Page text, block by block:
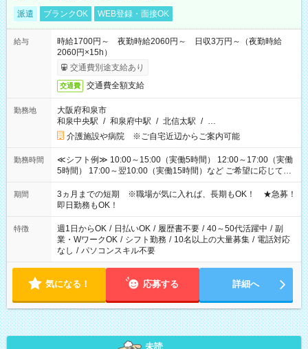
派遣 ブランクOK WEB登録・面接OK
給与
時給1700円～ 夜勤時給2060円～ 日収3万円～（夜勤時給
2060円×15h）
交通費別途支給あり
交通費 交通費全額支給
勤務地
大阪府和泉市
和泉中央駅 / 和泉府中駅 / 北信太駅 / …
介護施設や病院 ※ご自宅近辺からご案内可能
勤務時間
≪シフト例≫ 10:00～15:00（実働5時間） 12:00～17:00（実働
5時間） 17:00～翌10:00（実働15時間）など ご希望に応じて、
働く時間は調整できます！ お気軽に担当へ相談ください！
期間
3ヵ月までの短期 ※職場が気に入れば、長期もOK！ ★急募！
即日勤務もOK！
特徴 週1日からOK / 日払いOK / 履歴書不要 / 40～50代活躍中 / 副
業・WワークOK / シフト勤務 / 10名以上の大量募集 / 電話対応
なし / パソコンスキル不要
気になる！ 応募する 詳細へ
未読